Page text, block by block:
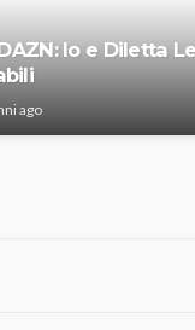
Io e Diletta
ago